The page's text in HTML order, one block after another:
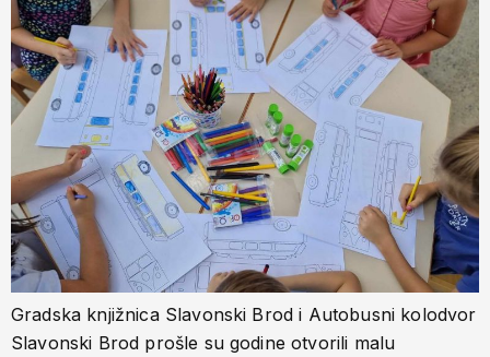
Gradska knjižnica Slavonski Brod i Autobusni kolodvor
Slavonski Brod prošle su godine otvorili malu